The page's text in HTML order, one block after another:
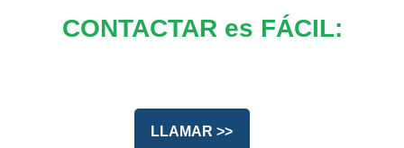
CONTACTAR es FÁCIL:
LLAMAR >>